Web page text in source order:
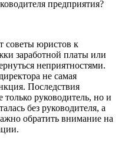
советы юристов к
заработной платы или
неприятностями.
не самая
Последствия
руководитель, но и
без руководителя, а
обратить внимание на